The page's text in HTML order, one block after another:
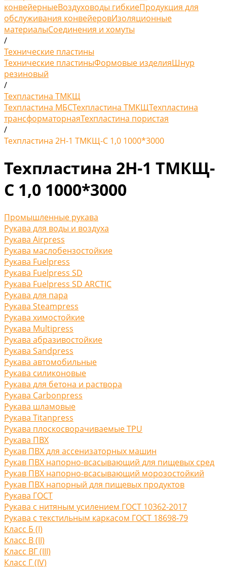
конвейерныеВоздуховоды гибкиеПродукция для
обслуживания конвейеровИзоляционные
материалыСоединения и хомуты
/
Технические пластины
Технические пластиныФормовые изделияШнур
резиновый
/
Техпластина ТМКЩ
Техпластина МБСТехпластина ТМКЩТехпластина
трансформаторнаяТехпластина пористая
/
Техпластина 2Н-1 ТМКЩ-С 1,0 1000*3000
Техпластина 2Н-1 ТМКЩ-
С 1,0 1000*3000
Промышленные рукава
Рукава для воды и воздуха
Рукава Airpress
Рукава маслобензостойкие
Рукава Fuelpress
Рукава Fuelpress SD
Рукава Fuelpress SD ARCTIC
Рукава для пара
Рукава Steampress
Рукава химостойкие
Рукава Multipress
Рукава абразивостойкие
Рукава Sandpress
Рукава автомобильные
Рукава силиконовые
Рукава для бетона и раствора
Рукава Carbonpress
Рукава шламовые
Рукава Titanpress
Рукава плоскосворачиваемые TPU
Рукава ПВХ
Рукав ПВХ для ассенизаторных машин
Рукав ПВХ напорно-всасывающий для пищевых сред
Рукав ПВХ напорно-всасывающий морозостойкий
Рукав ПВХ напорный для пищевых продуктов
Рукава ГОСТ
Рукава с нитяным усилением ГОСТ 10362-2017
Рукава с текстильным каркасом ГОСТ 18698-79
Класс Б (I)
Класс В (II)
Класс ВГ (III)
Класс Г (IV)